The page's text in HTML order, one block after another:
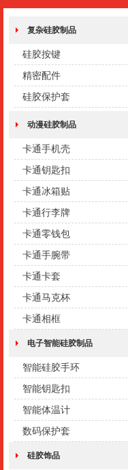
复杂硅胶制品
硅胶按键
精密配件
硅胶保护套
动漫硅胶制品
卡通手机壳
卡通钥匙扣
卡通冰箱贴
卡通行李牌
卡通零钱包
卡通手腕带
卡通卡套
卡通马克杯
卡通相框
电子智能硅胶制品
智能硅胶手环
智能钥匙扣
智能体温计
数码保护套
硅胶饰品